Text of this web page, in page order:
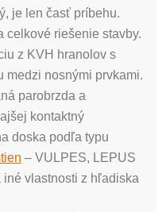
je len časť príbehu.
celkové riešenie stavby.
z KVH hranolov s
medzi nosnými prvkami.
parobrzda a
kontaktný
doska podľa typu
– VULPES, LEPUS
iné vlastnosti z hľadiska